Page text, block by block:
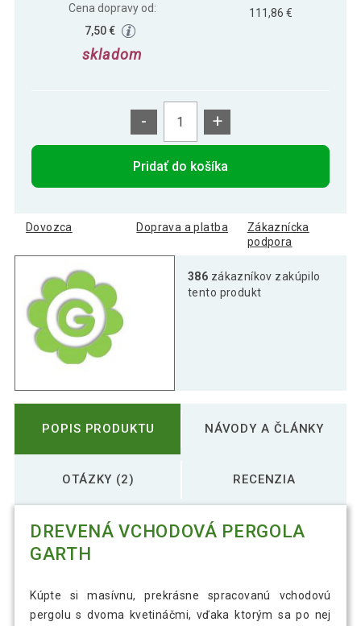
Cena dopravy od:
7,50 €
skladom
111,86 €
- +
Pridať do košíka
Dovozca Doprava a platba
Zákaznícka
podpora
386 zákazníkov zakúpilo
tento produkt
POPIS PRODUKTU NÁVODY A ČLÁNKY
OTÁZKY (2) RECENZIA
DREVENÁ VCHODOVÁ PERGOLA
GARTH
Kúpte si masívnu, prekrásne spracovanú vchodovú
pergolu s dvoma kvetináčmi, vďaka ktorým sa po nej